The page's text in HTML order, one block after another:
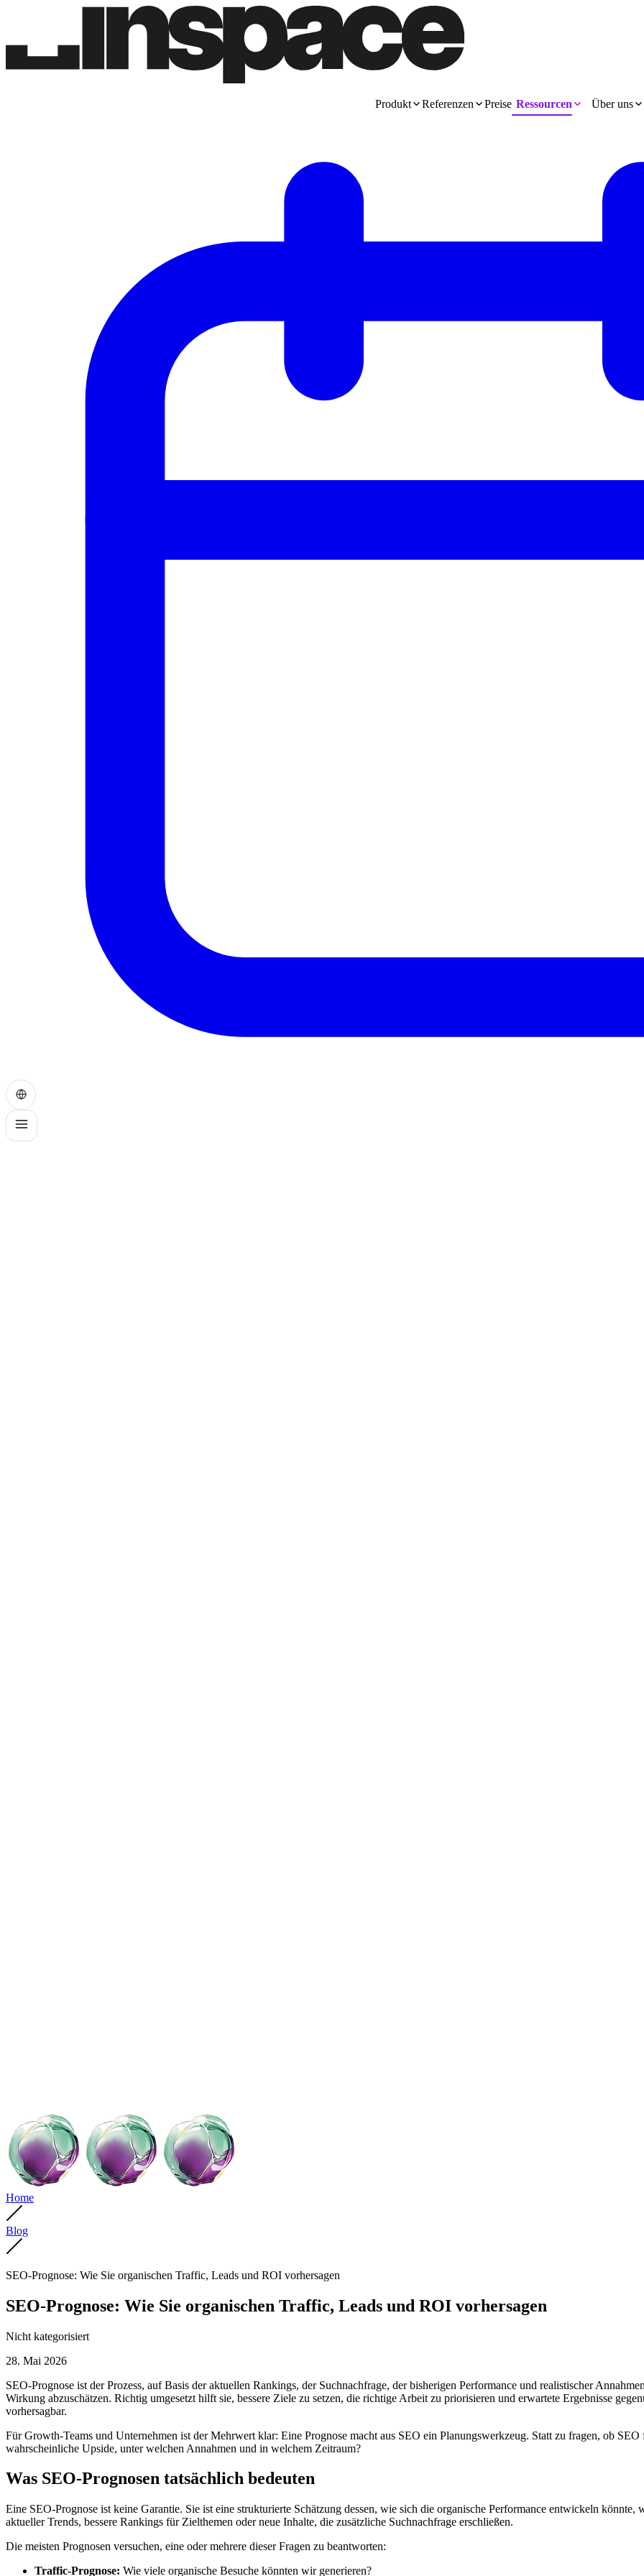
Produkt Referenzen Preise Ressourcen Über uns
Home
Blog
SEO-Prognose: Wie Sie organischen Traffic, Leads und ROI vorhersagen
SEO-Prognose: Wie Sie organischen Traffic, Leads und ROI vorhersagen
Nicht kategorisiert
28. Mai 2026
SEO-Prognose ist der Prozess, auf Basis der aktuellen Rankings, der Suchnachfrage, der bisherigen Performance und realistischer
Wirkung abzuschätzen. Richtig umgesetzt hilft sie, bessere Ziele zu setzen, die richtige Arbeit zu priorisieren und erwartete Ergebnisse
vorhersagbar.
Für Growth-Teams und Unternehmen ist der Mehrwert klar: Eine Prognose macht aus SEO ein Planungswerkzeug. Statt zu fragen, ob
wahrscheinliche Upside, unter welchen Annahmen und in welchem Zeitraum?
Was SEO-Prognosen tatsächlich bedeuten
Eine SEO-Prognose ist keine Garantie. Sie ist eine strukturierte Schätzung dessen, wie sich die organische Performance entwickeln
aktueller Trends, bessere Rankings für Zielthemen oder neue Inhalte, die zusätzliche Suchnachfrage erschließen.
Die meisten Prognosen versuchen, eine oder mehrere dieser Fragen zu beantworten:
Traffic-Prognose: Wie viele organische Besuche könnten wir generieren?